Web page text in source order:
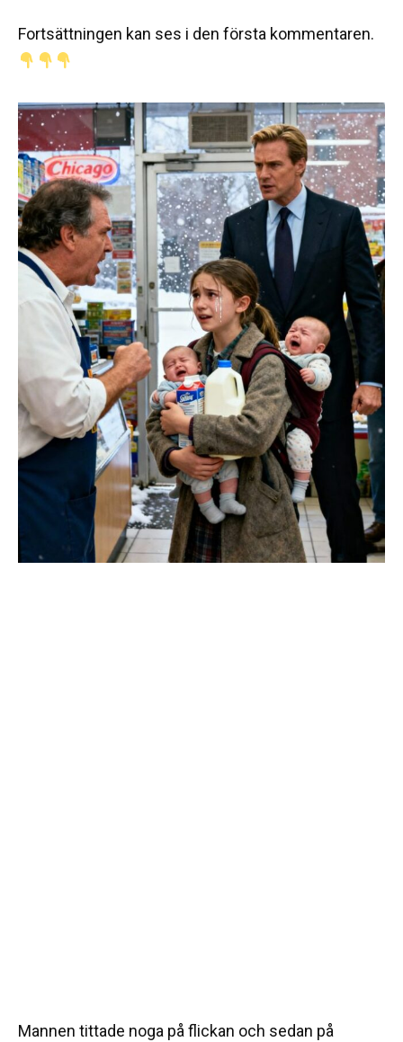
Fortsättningen kan ses i den första kommentaren.
Mannen tittade noga på flickan och sedan på